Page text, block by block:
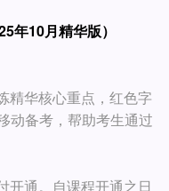
年10月精华版）
精华核心重点，红色字
动备考，帮助考生通过
开通。自课程开通之日